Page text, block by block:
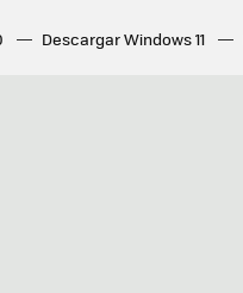
Descargar Windows 11